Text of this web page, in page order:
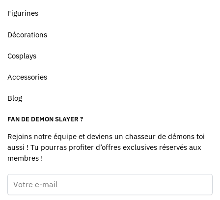
Figurines
Décorations
Cosplays
Accessories
Blog
FAN DE DEMON SLAYER ?
Rejoins notre équipe et deviens un chasseur de démons toi
aussi ! Tu pourras profiter d’offres exclusives réservés aux
membres !